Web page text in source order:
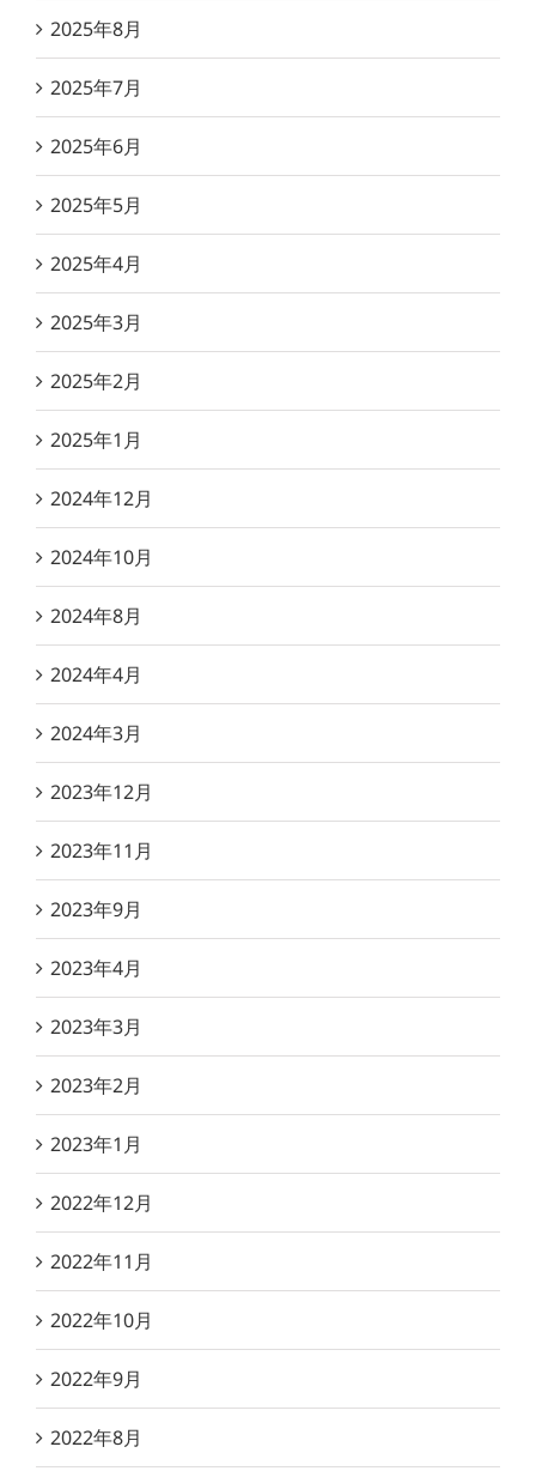
2025年8月
2025年7月
2025年6月
2025年5月
2025年4月
2025年3月
2025年2月
2025年1月
2024年12月
2024年10月
2024年8月
2024年4月
2024年3月
2023年12月
2023年11月
2023年9月
2023年4月
2023年3月
2023年2月
2023年1月
2022年12月
2022年11月
2022年10月
2022年9月
2022年8月